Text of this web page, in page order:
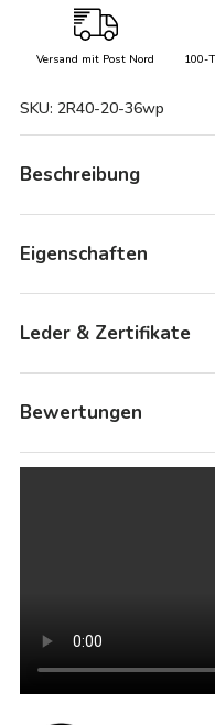
Versand mit Post Nord 100-
SKU: 2R40-20-36wp
Beschreibung
Eigenschaften
Leder & Zertifikate
Bewertungen